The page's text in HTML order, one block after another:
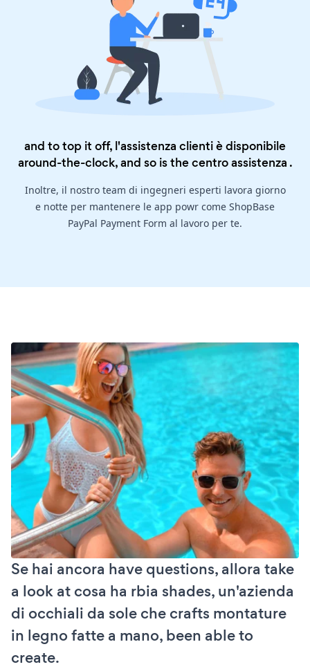
and to top it off, l'assistenza clienti è disponibile
around-the-clock, and so is thecentro assistenza .
Inoltre, il nostro team di ingegneri esperti lavora giorno
e notte per mantenere le app powr come ShopBase
PayPal Payment Form al lavoro per te.
Se hai ancora have questions, allora take
a look at cosa ha rbia shades, un'azienda
di occhiali da sole che crafts montature
in legno fatte a mano, been able to
create.